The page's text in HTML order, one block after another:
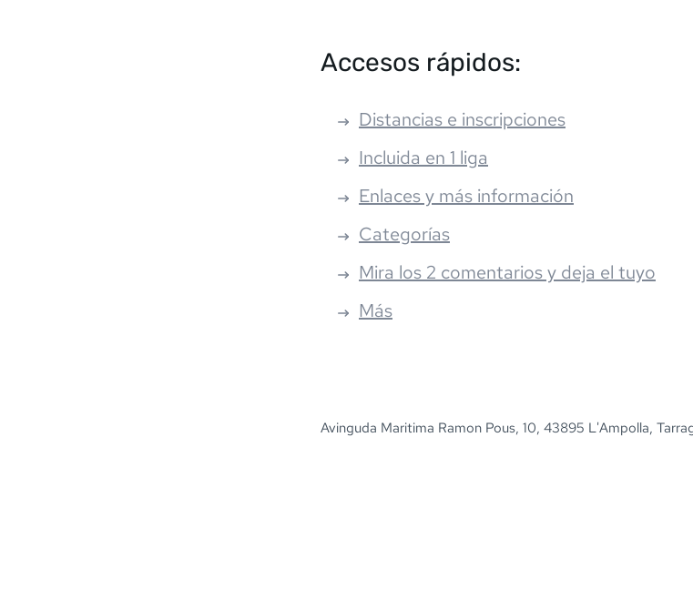
Accesos rápidos:
Distancias e inscripciones
Incluida en 1 liga
Enlaces y más información
Categorías
Mira los 2 comentarios y deja el tuyo
Más
Avinguda Maritima Ramon Pous, 10, 43895 L'Ampolla,